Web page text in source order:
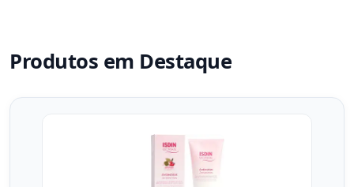
Produtos em Destaque